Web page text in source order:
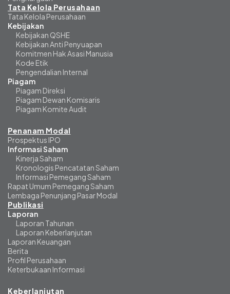
Tata Kelola Perusahaan
Tata Kelola Perusahaan
Kebijakan
Kebijakan QSHE
Kebijakan Anti Penyuapan
Komitmen Hak Asasi Manusia
Kode Etik
Pengendalian Internal
Piagam
Piagam Direksi
Piagam Dewan Komisaris
Piagam Komite Audit
Penanam Modal
Prospektus IPO
Informasi Saham
Kinerja Saham
Kronologis Pencatatan Saham
Informasi Pemegang Saham
Rapat Umum Pemegang Saham
Lembaga Penunjang Pasar Modal
Publikasi
Laporan
Laporan Tahunan
Laporan Keberlanjutan
Laporan Keuangan
Berita
Profil Perusahaan
Keterbukaan Informasi
Keberlanjutan